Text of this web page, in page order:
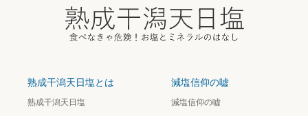
熟成干潟天日塩とは
熟成干潟天日塩
減塩信仰の嘘
減塩信仰の嘘